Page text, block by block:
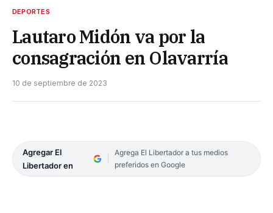
DEPORTES
Lautaro Midón va por la
consagración en Olavarría
10 de septiembre de 2023
Agregar El
Libertador en
Agrega El Libertador a tus medios
preferidos en Google